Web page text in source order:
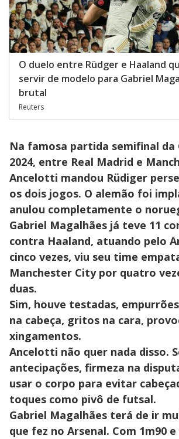
O duelo entre Rüdger e Haaland
servir de modelo para Gabriel
brutal
Reuters
Na famosa partida semifinal da
2024, entre Real Madrid e
Ancelotti mandou Rüdiger
os dois jogos. O alemão foi
anulou completamente o
Gabriel Magalhães já teve 11
contra Haaland, atuando pelo
cinco vezes, viu seu time
Manchester City por quatro
duas.
Sim, houve testadas,
na cabeça, gritos na cara,
xingamentos.
Ancelotti não quer nada disso.
antecipações, firmeza na
usar o corpo para evitar
toques como pivô de futsal.
Gabriel Magalhães terá de ir
que fez no Arsenal. Com 1m90